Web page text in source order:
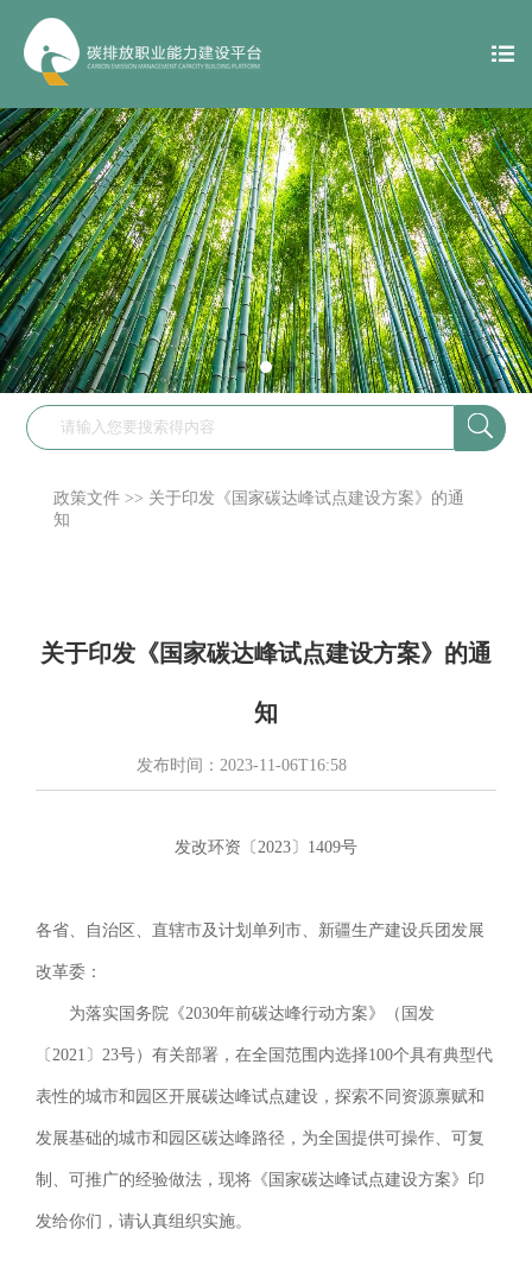

政策文件>> 关于印发《国家碳达峰试点建设方案》的通
知
关于印发《国家碳达峰试点建设方案》的通
知
发布时间： 2023-11-06T16:58
发改环资〔2023〕1409号
各省、自治区、直辖市及计划单列市、新疆生产建设兵团发展
改革委：
为落实国务院《2030年前碳达峰行动方案》（国发
〔2021〕23号）有关部署，在全国范围内选择100个具有典型代
表性的城市和园区开展碳达峰试点建设，探索不同资源禀赋和
发展基础的城市和园区碳达峰路径，为全国提供可操作、可复
制、可推广的经验做法，现将《国家碳达峰试点建设方案》印
发给你们，请认真组织实施。